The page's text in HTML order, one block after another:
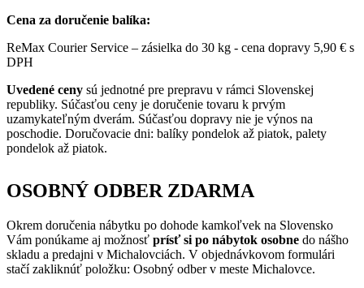
Cena za doručenie balíka:
ReMax Courier Service – zásielka do 30 kg - cena dopravy 5,90 € s
DPH
Uvedené ceny sú jednotné pre prepravu v rámci Slovenskej
republiky. Súčasťou ceny je doručenie tovaru k prvým
uzamykateľným dverám. Súčasťou dopravy nie je výnos na
poschodie. Doručovacie dni: balíky pondelok až piatok, palety
pondelok až piatok.
OSOBNÝ ODBER ZDARMA
Okrem doručenia nábytku po dohode kamkoľvek na Slovensko
Vám ponúkame aj možnosť prísť si po nábytok osobne do nášho
skladu a predajni v Michalovciách. V objednávkovom formulári
stačí zakliknúť položku: Osobný odber v meste Michalovce.